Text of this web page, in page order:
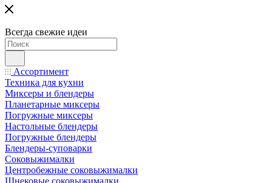
Всегда свежие идеи
Ассортимент
Техника для кухни
Миксеры и блендеры
Планетарные миксеры
Погружные миксеры
Настольные блендеры
Погружные блендеры
Блендеры-суповарки
Соковыжималки
Центробежные соковыжималки
Шнековые соковыжималки